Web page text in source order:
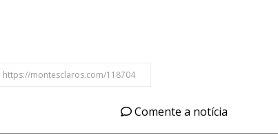
Comente a notícia